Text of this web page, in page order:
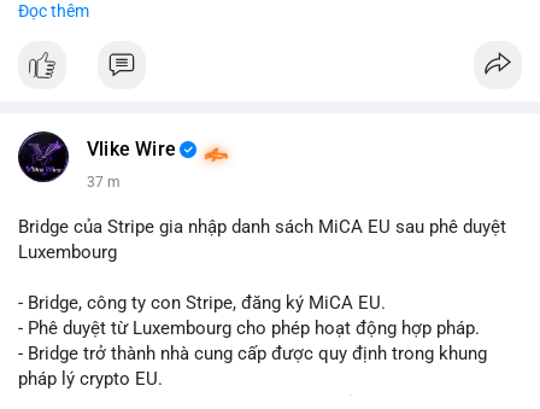
nay:
📧 Email: localpvashop@gmail.com
Đọc thêm
Vlike Wire
37 m
Bridge của Stripe gia nhập danh sách MiCA EU sau phê duyệt
Luxembourg
- Bridge, công ty con Stripe, đăng ký MiCA EU.
- Phê duyệt từ Luxembourg cho phép hoạt động hợp pháp.
- Bridge trở thành nhà cung cấp được quy định trong khung
pháp lý crypto EU.